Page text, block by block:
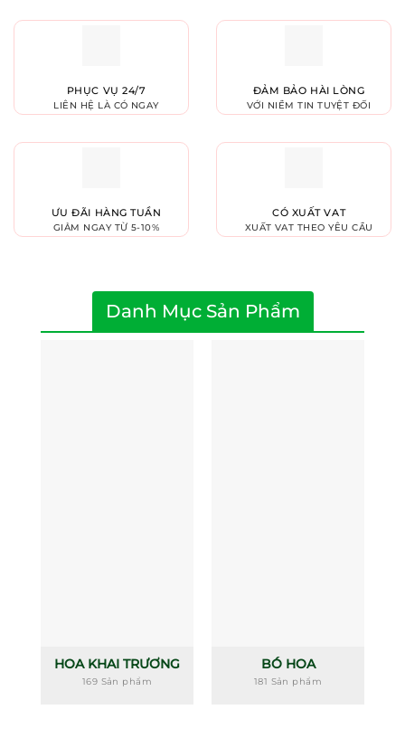
PHỤC VỤ 24/7
LIÊN HỆ LÀ CÓ NGAY
ĐẢM BẢO HÀI LÒNG
VỚI NIỀM TIN TUYỆT ĐỐI
ƯU ĐÃI HÀNG TUẦN
GIẢM NGAY TỪ 5-10%
CÓ XUẤT VAT
XUẤT VAT THEO YÊU CẦU
Danh Mục Sản Phẩm
HOA KHAI TRƯƠNG
169 Sản phẩm
BÓ HOA
181 Sản phẩm